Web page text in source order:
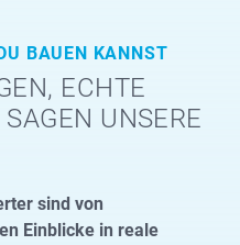
BAUEN KANNST
ECHTE
UNSERE
sind von
Einblicke in reale